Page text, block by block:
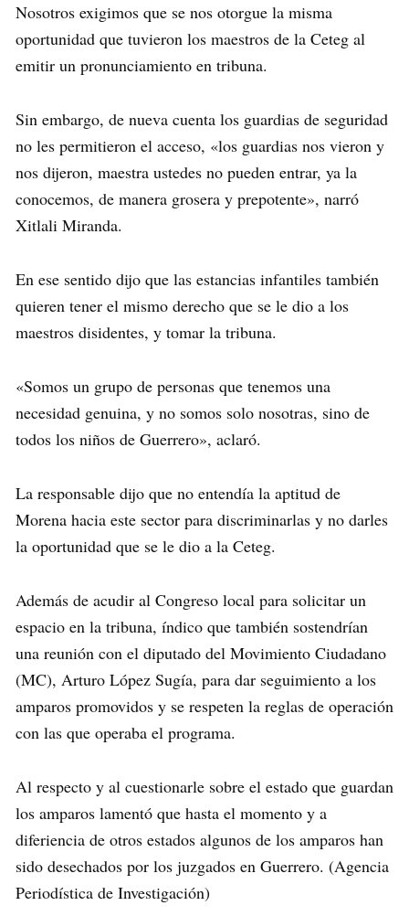
Nosotros exigimos que se nos otorgue la misma
oportunidad que tuvieron los maestros de la Ceteg al
emitir un pronunciamiento en tribuna.
Sin embargo, de nueva cuenta los guardias de seguridad
no les permitieron el acceso, «los guardias nos vieron y
nos dijeron, maestra ustedes no pueden entrar, ya la
conocemos, de manera grosera y prepotente», narró
Xitlali Miranda.
En ese sentido dijo que las estancias infantiles también
quieren tener el mismo derecho que se le dio a los
maestros disidentes, y tomar la tribuna.
«Somos un grupo de personas que tenemos una
necesidad genuina, y no somos solo nosotras, sino de
todos los niños de Guerrero», aclaró.
La responsable dijo que no entendía la aptitud de
Morena hacia este sector para discriminarlas y no darles
la oportunidad que se le dio a la Ceteg.
Además de acudir al Congreso local para solicitar un
espacio en la tribuna, índico que también sostendrían
una reunión con el diputado del Movimiento Ciudadano
(MC), Arturo López Sugía, para dar seguimiento a los
amparos promovidos y se respeten la reglas de operación
con las que operaba el programa.
Al respecto y al cuestionarle sobre el estado que guardan
los amparos lamentó que hasta el momento y a
diferiencia de otros estados algunos de los amparos han
sido desechados por los juzgados en Guerrero. (Agencia
Periodística de Investigación)